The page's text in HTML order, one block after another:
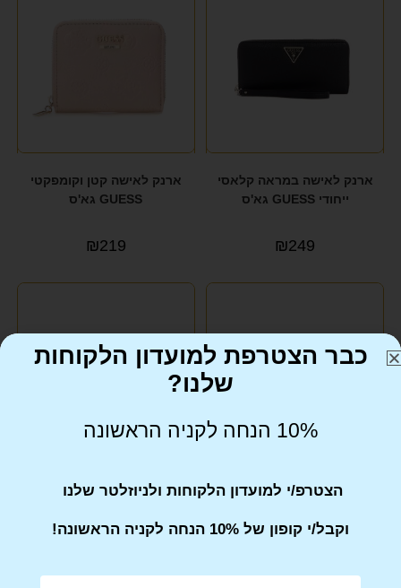
ארנק לאישה במראה קלאסי
ייחודי GUESS גא'ס
₪249
ארנק לאישה קטן וקומפקטי
GUESS גא'ס
₪219
ארנק נשים GUESS גא'ס
₪229
ארנק נשים בלוק ורדרד ייחודי
כבר הצטרפת למועדון הלקוחות
שלנו?
10% הנחה לקניה הראשונה
הצטרפ/י למועדון הלקוחות ולניוזלטר שלנו
וקבל/י קופון של 10% הנחה לקניה הראשונה!